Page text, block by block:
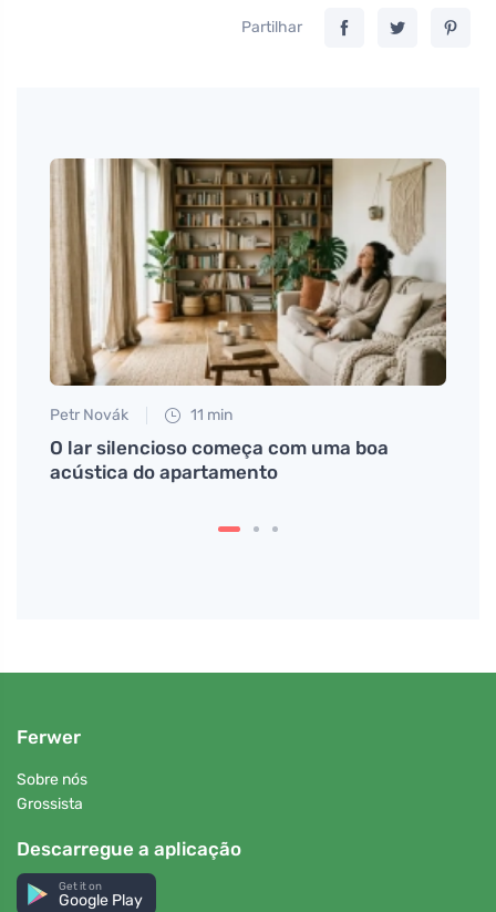
Partilhar
Petr Novák 11 min
O lar silencioso começa com uma boa
acústica do apartamento
Ferwer
Sobre nós
Grossista
Descarregue a aplicação
Get it on
Google Play